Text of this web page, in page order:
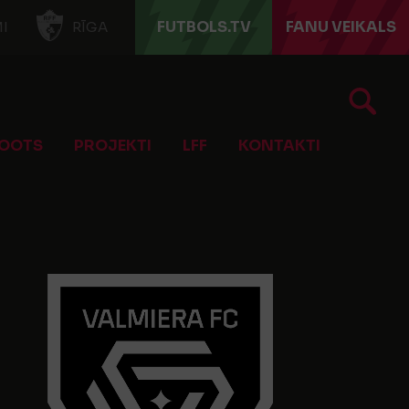
RĪGA FUTBOLS.TV FANU VEIKALS
PROJEKTI LFF KONTAKTI